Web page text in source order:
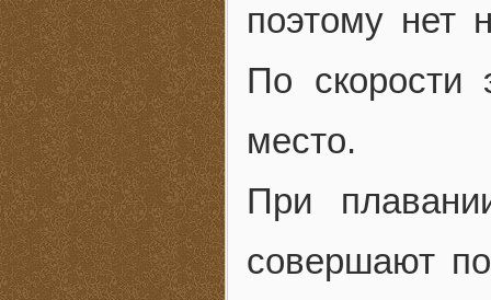
поэтому нет
По скорости
место.
При
совершают